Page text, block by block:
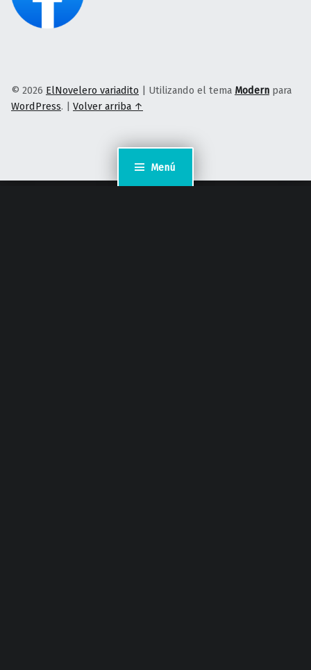
Menú
© 2026 ElNovelero variadito | Utilizando el tema Modern para
WordPress. | Volver arriba ↑